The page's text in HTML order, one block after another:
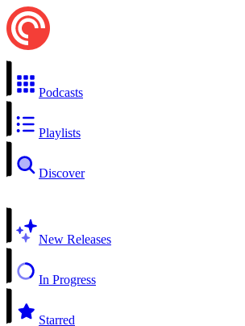
Podcasts
Playlists
Discover
New Releases
In Progress
Starred